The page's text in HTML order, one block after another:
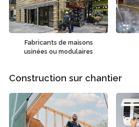
Fabricants de maisons
usinées ou modulaires
Construction sur chantier